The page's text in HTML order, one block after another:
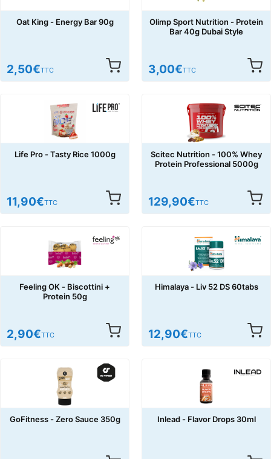
Oat King - Energy Bar 90g
2,50€TTC
Olimp Sport Nutrition - Protein
Bar 40g Dubai Style
3,00€TTC
Life Pro - Tasty Rice 1000g
11,90€TTC
Scitec Nutrition - 100% Whey
Protein Professional 5000g
129,90€TTC
Feeling OK - Biscottini +
Protein 50g
2,90€TTC
Himalaya - Liv 52 DS 60tabs
12,90€TTC
GoFitness - Zero Sauce 350g Inlead - Flavor Drops 30ml